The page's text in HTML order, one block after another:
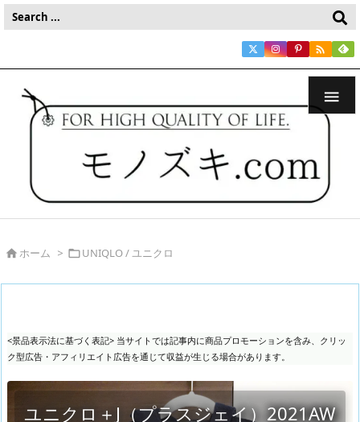


ホーム > UNIQLO / ユニクロ
<景品表示法に基づく表記> 当サイトでは記事内に商品プロモーションを含み、クリッ
ク型広告・アフィリエイト広告を通じて収益が生じる場合があります。
ユニクロ＋J（プラスジェイ）2021AW